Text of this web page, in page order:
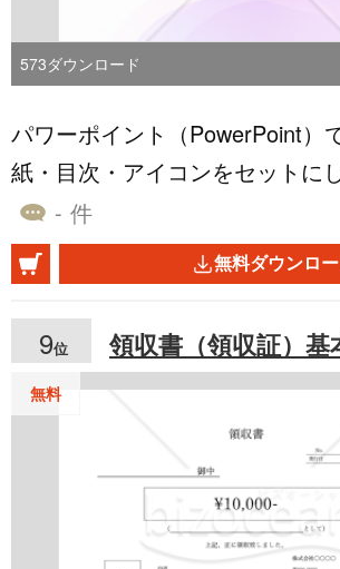
573ダウンロード
パワーポイント（PowerPoint）
紙・目次・アイコンをセットに
ンテンプレートです。ピンク・
系のグラデーションカラーを使
優しい・やわらかい雰囲気を出
や、幼稚園・小学校の行事など
らえたら嬉しいです。 もちろん
しての企画書、プレゼン資料、
ンサロン、心療内科、メンタル
修、医療や福祉といった多様な
用いただけます。 無料です。 同系色のデザイ
ンテンプレート https://
- 件
無料ダウンロ
9位 領収書（領収証）
無料